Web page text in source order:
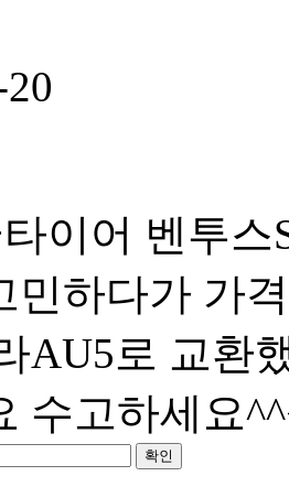
이어 벤투
민하다가 가
AU5로 교환
수고하세요
확인